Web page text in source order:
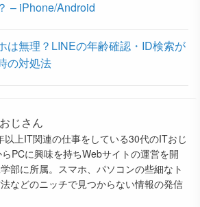
– iPhone/Android
は無理？LINEの年齢確認・ID検索が
の対処法
じさん
以上IT関連の仕事をしている30代のITおじ
PCに興味を持ちWebサイトの運営を開
部に所属。スマホ、パソコンの些細なト
などのニッチで見つからない情報の発信